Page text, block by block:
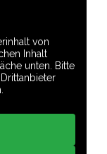
von
Inhalt
unten. Bitte